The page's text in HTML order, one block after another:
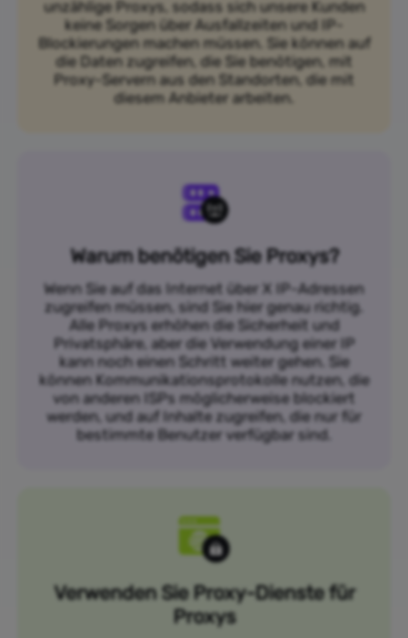
unzählige Proxys, sodass sich unsere Kunden
keine Sorgen über Ausfallzeiten und IP-
Blockierungen machen müssen. Sie können auf
die Daten zugreifen, die Sie benötigen, mit
Proxy-Servern aus den Standorten, die mit
diesem Anbieter arbeiten.
Warum benötigen Sie Proxys?
Wenn Sie auf das Internet über X IP-Adressen
zugreifen müssen, sind Sie hier genau richtig.
Alle Proxys erhöhen die Sicherheit und
Privatsphäre, aber die Verwendung einer IP
kann noch einen Schritt weiter gehen. Sie
können Kommunikationsprotokolle nutzen, die
von anderen ISPs möglicherweise blockiert
werden, und auf Inhalte zugreifen, die nur für
bestimmte Benutzer verfügbar sind.
Verwenden Sie Proxy-Dienste für
Proxys